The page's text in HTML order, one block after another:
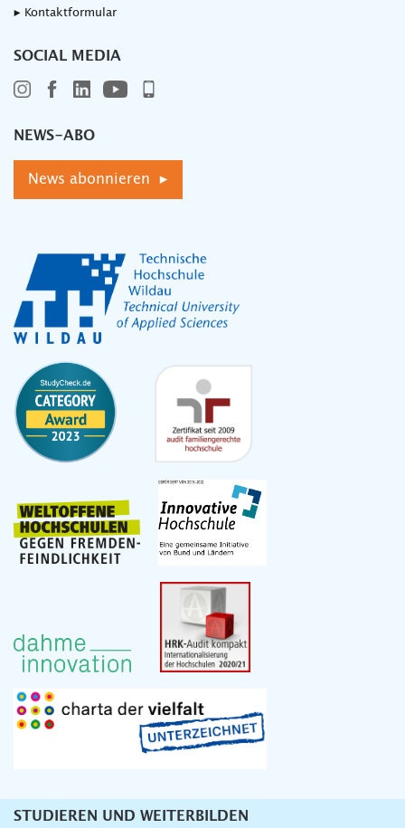
▸ Kontaktformular
SOCIAL MEDIA
NEWS-ABO
News abonnieren ▸
Unternavigation
STUDIEREN UND WEITERBILDEN